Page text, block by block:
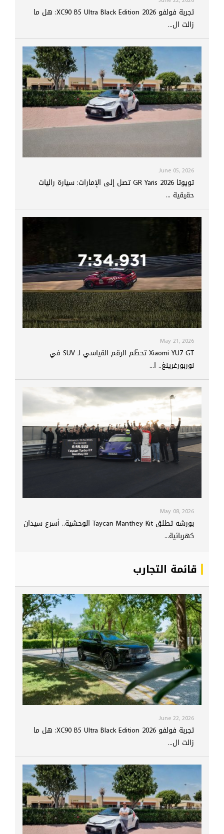
تجربة فولفو XC90 B5 Ultra Black Edition 2026: هل ما
زالت ال...
June 05, 2026
تويوتا GR Yaris 2026 تصل إلى الإمارات: سيارة راليات
حقيقية ...
May 21, 2026
Xiaomi YU7 GT تحطّم الرقم القياسي لـ SUV في
نوربورغرينغ.. ا...
May 08, 2026
بورشه تطلق Taycan Manthey Kit الوحشية.. أسرع سيدان
كهربائية...
قائمة التجارب
June 22, 2026
تجربة فولفو XC90 B5 Ultra Black Edition 2026: هل ما
زالت ال...